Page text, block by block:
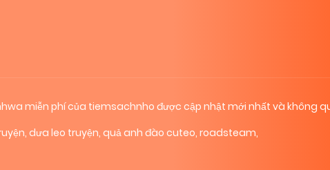
miễn phí của tiemsachnho được cập nhật mới nhất và không
, dưa leo truyện, quả anh đào cuteo, roadsteam,